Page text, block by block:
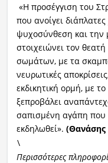
«Η προσέγγιση του
που ανοίγει
ψυχοσύνθεση και την
στοιχειώνει τον
σωμάτων, με τα
νευρωτικές
εκδικητική ορμή, με
ξεπροβάλει
σαπισμένη αγάπη που
εκδηλωθεί». (Θανάσης
\
Περισσότερες